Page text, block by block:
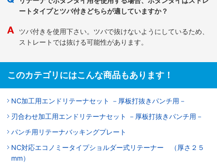
ートタイプとツバ付きどちらが適していますか？
ツバ付きを使用下さい。ツバで抜けないようにしているため、
ストレートでは抜ける可能性があります。
このカテゴリにはこんな商品もあります！
NC加工用エンドリテーナセット －厚板打抜きパンチ用－
刃合わせ加工用エンドリテーナセット －厚板打抜きパンチ用－
パンチ用リテーナバッキングプレート
NC対応エコノミータイプショルダー式リテーナー （厚さ２５
mm）